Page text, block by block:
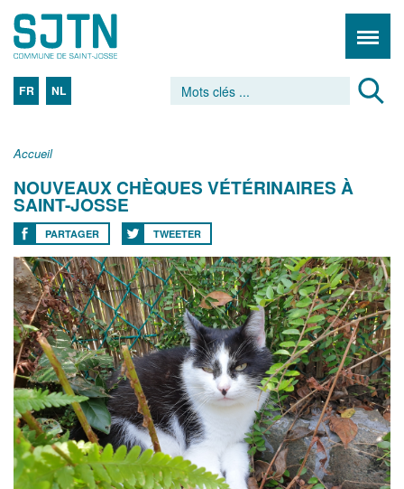
FR NL
Accueil
NOUVEAUX CHÈQUES VÉTÉRINAIRES À
SAINT-JOSSE
PARTAGER TWEETER